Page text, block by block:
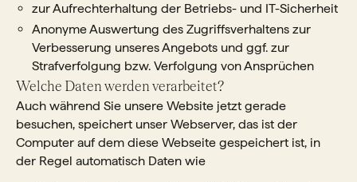
zur Aufrechterhaltung der Betriebs- und IT-Sicherheit
Anonyme Auswertung des Zugriffsverhaltens zur
Verbesserung unseres Angebots und ggf. zur
Strafverfolgung bzw. Verfolgung von Ansprüchen
Welche Daten werden verarbeitet?
Auch während Sie unsere Website jetzt gerade
besuchen, speichert unser Webserver, das ist der
Computer auf dem diese Webseite gespeichert ist, in
der Regel automatisch Daten wie